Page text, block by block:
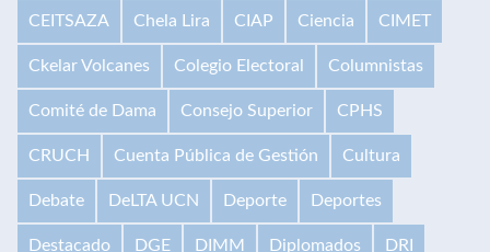
CEITSAZA Chela Lira CIAP Ciencia CIMET
Ckelar Volcanes Colegio Electoral Columnistas
Comité de Dama Consejo Superior CPHS
CRUCH Cuenta Pública de Gestión Cultura
Debate DeLTA UCN Deporte Deportes
Destacado DGE DIMM Diplomados DRI